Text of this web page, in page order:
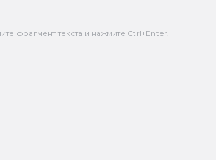
фрагмент текста и нажмите Ctrl+Enter.